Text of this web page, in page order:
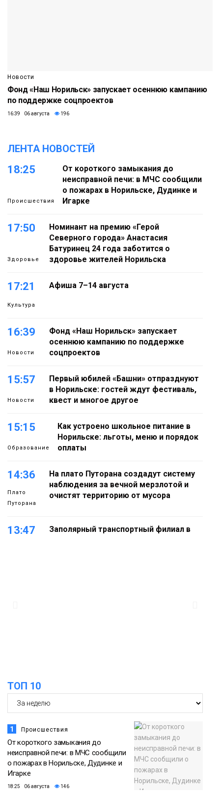
Новости
Фонд «Наш Норильск» запускает осеннюю кампанию
по поддержке соцпроектов
16:39 06 августа 196
ЛЕНТА НОВОСТЕЙ
18:25
Происшествия
От короткого замыкания до
неисправной печи: в МЧС сообщили
о пожарах в Норильске, Дудинке и
Игарке
17:50
Здоровье
Номинант на премию «Герой
Северного города» Анастасия
Батуринец 24 года заботится о
здоровье жителей Норильска
17:21
Культура
Афиша 7–14 августа
16:39
Новости
Фонд «Наш Норильск» запускает
осеннюю кампанию по поддержке
соцпроектов
15:57
Новости
Первый юбилей «Башни» отпразднуют
в Норильске: гостей ждут фестиваль,
квест и многое другое
15:15
Образование
Как устроено школьное питание в
Норильске: льготы, меню и порядок
оплаты
14:36
Плато
Путорана
На плато Путорана создадут систему
наблюдения за вечной мерзлотой и
очистят территорию от мусора
13:47
Заполярный транспортный филиал в
ТОП 10
1 Происшествия
От короткого замыкания до
неисправной печи: в МЧС сообщили
о пожарах в Норильске, Дудинке и
Игарке
18:25 06 августа 146